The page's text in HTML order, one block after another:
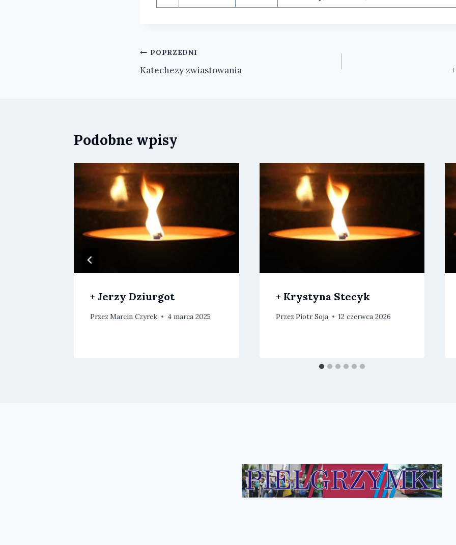
Nawigacja
wpisu
POPRZEDNI
Katechezy zwiastowania
Podobne wpisy
+ Jerzy Dziurgot
Przez Marcin Czyrek 4 marca 2025
+ Krystyna Stecyk
Przez Piotr Soja 12 czerwca 2026